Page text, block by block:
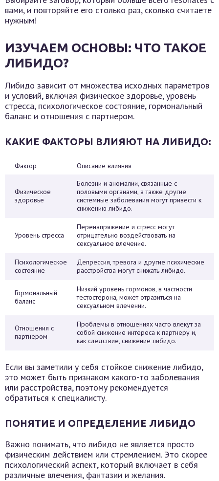
вами, и повторяйте его столько раз, сколько считаете
нужным!
ИЗУЧАЕМ ОСНОВЫ: ЧТО ТАКОЕ
ЛИБИДО?
Либидо зависит от множества исходных параметров
и условий, включая физическое здоровье, уровень
стресса, психологическое состояние, гормональный
баланс и отношения с партнером.
КАКИЕ ФАКТОРЫ ВЛИЯЮТ НА ЛИБИДО:
Фактор Описание влияния
Физическое
здоровье
Болезни и аномалии, связанные с
половыми органами, а также другие
системные заболевания могут привести к
снижению либидо.
Уровень стресса
Перенапряжение и стресс могут
отрицательно воздействовать на
сексуальное влечение.
Психологическое
состояние
Депрессия, тревога и другие психические
расстройства могут снижать либидо.
Гормональный
баланс
Низкий уровень гормонов, в частности
тестостерона, может отразиться на
сексуальном влечении.
Отношения с
партнером
Проблемы в отношениях часто влекут за
собой снижение интереса к партнеру и,
как следствие, снижение либидо.
Если вы заметили у себя стойкое снижение либидо,
это может быть признаком какого-то заболевания
или расстройства, поэтому рекомендуется
обратиться к специалисту.
ПОНЯТИЕ И ОПРЕДЕЛЕНИЕ ЛИБИДО
Важно понимать, что либидо не является просто
физическим действием или стремлением. Это скорее
психологический аспект, который включает в себя
различные влечения, фантазии и желания.